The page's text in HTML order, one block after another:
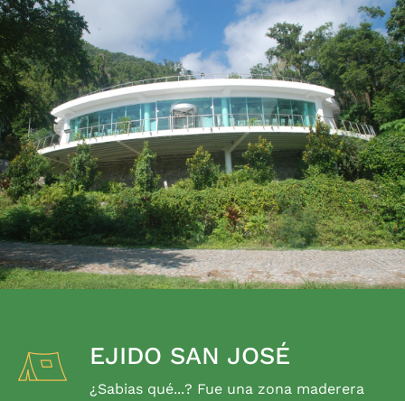
EJIDO SAN JOSÉ
¿Sabias qué...? Fue una zona maderera